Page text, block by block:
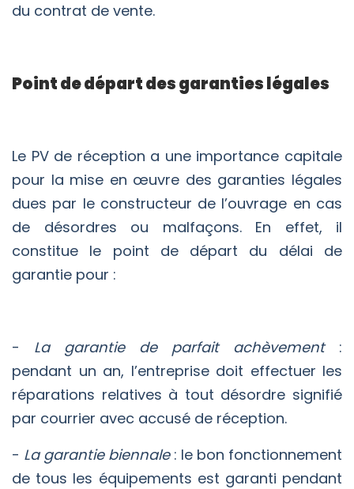
du contrat de vente.
Point de départ des garanties légales
Le PV de réception a une importance capitale
pour la mise en œuvre des garanties légales
dues par le constructeur de l’ouvrage en cas
de désordres ou malfaçons. En effet, il
constitue le point de départ du délai de
garantie pour :
- La garantie de parfait achèvement:
pendant un an, l’entreprise doit effectuer les
réparations relatives à tout désordre signifié
par courrier avec accusé de réception.
- La garantie biennale: le bon fonctionnement
de tous les équipements est garanti pendant